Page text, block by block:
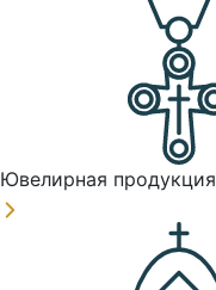
Ювелирная продукция